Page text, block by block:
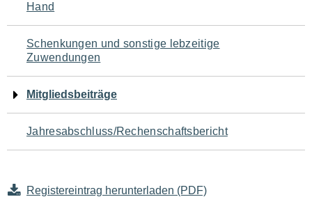
Hand
Schenkungen und sonstige lebzeitige
Zuwendungen
Mitgliedsbeiträge
Jahresabschluss/Rechenschaftsbericht
Registereintrag herunterladen (PDF)